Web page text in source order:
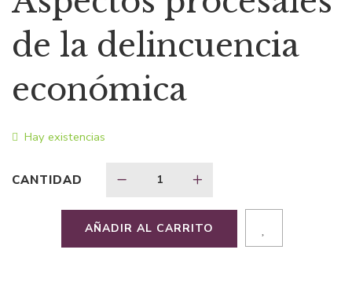
original
era:
$21,97.
actual
es:
$15,38.
de la delincuencia
económica
Hay existencias
CANTIDAD
AÑADIR AL CARRITO